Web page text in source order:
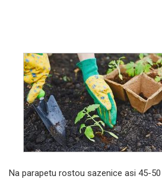
Na parapetu rostou sazenice asi 45-